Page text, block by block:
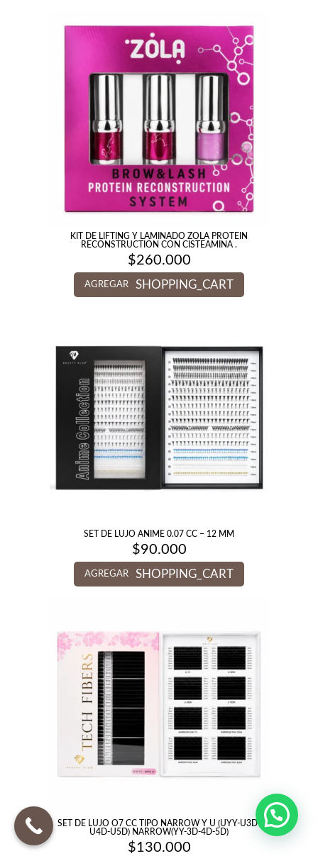
KIT DE LIFTING Y LAMINADO ZOLA PROTEIN
RECONSTRUCTION CON CISTEAMINA .
$260.000
AGREGAR SHOPPING_CART
SET DE LUJO ANIME 0.07 CC – 12 MM
$90.000
AGREGAR SHOPPING_CART
SET DE LUJO O7 CC TIPO NARROW Y U (UYY-U3D-
U4D-U5D) NARROW(YY-3D-4D-5D)
$130.000